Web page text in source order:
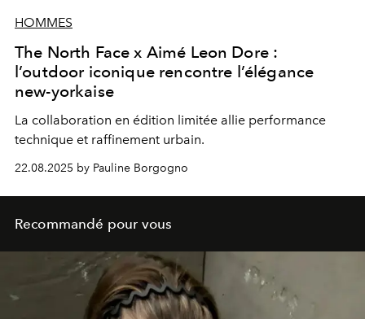
HOMMES
The North Face x Aimé Leon Dore :
l’outdoor iconique rencontre l’élégance
new-yorkaise
La collaboration en édition limitée allie performance
technique et raffinement urbain.
22.08.2025 by Pauline Borgogno
Recommandé pour vous